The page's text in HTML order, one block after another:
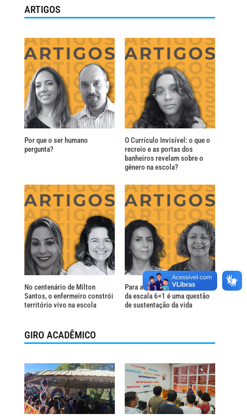
ARTIGOS
Por que o ser humano
pergunta?
O Currículo Invisível: o que o
recreio e as portas dos
banheiros revelam sobre o
gênero na escola?
No centenário de Milton
Santos, o enfermeiro constrói
território vivo na escola
Para além do descanso: o fim
da escala 6×1 é uma questão
de sustentação da vida
GIRO ACADÊMICO